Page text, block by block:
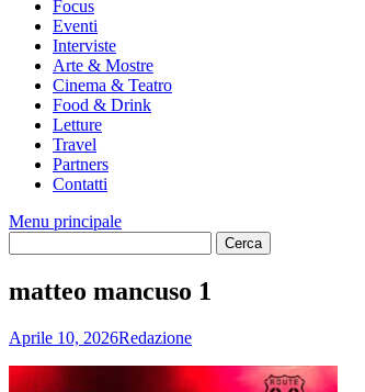
Focus
Eventi
Interviste
Arte & Mostre
Cinema & Teatro
Food & Drink
Letture
Travel
Partners
Contatti
Menu principale
matteo mancuso 1
Aprile 10, 2026Redazione